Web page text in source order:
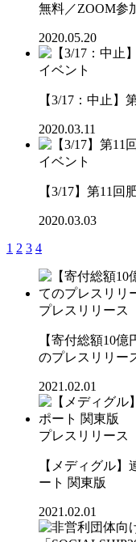
無料／ZOOM参
2020.05.20
イベント
【3/17：中止】
2020.03.11
イベント
【3/17】第11回
2020.03.03
1 2 3 4
プレスリリース
【寄付総額10
のプレスリリー
2021.02.01
プレスリリース
【メディグル
ート 関東版
2021.02.01